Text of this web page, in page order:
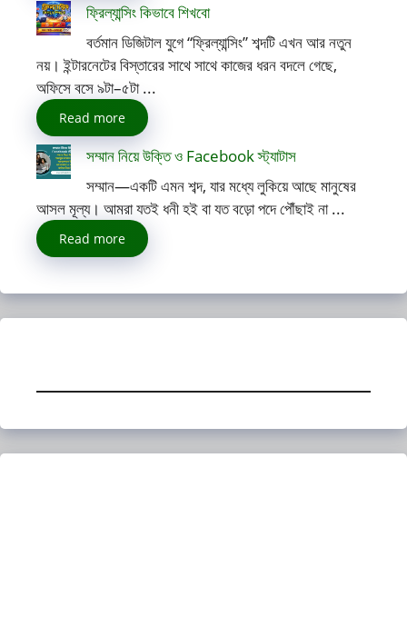
ফ্রিল্যান্সিং কিভাবে শিখবো
বর্তমান ডিজিটাল যুগে “ফ্রিল্যান্সিং” শব্দটি এখন আর নতুন
নয়। ইন্টারনেটের বিস্তারের সাথে সাথে কাজের ধরন বদলে গেছে,
অফিসে বসে ৯টা–৫টা ...
Read more
সম্মান নিয়ে উক্তি ও Facebook স্ট্যাটাস
সম্মান—একটি এমন শব্দ, যার মধ্যে লুকিয়ে আছে মানুষের
আসল মূল্য। আমরা যতই ধনী হই বা যত বড়ো পদে পৌঁছাই না ...
Read more